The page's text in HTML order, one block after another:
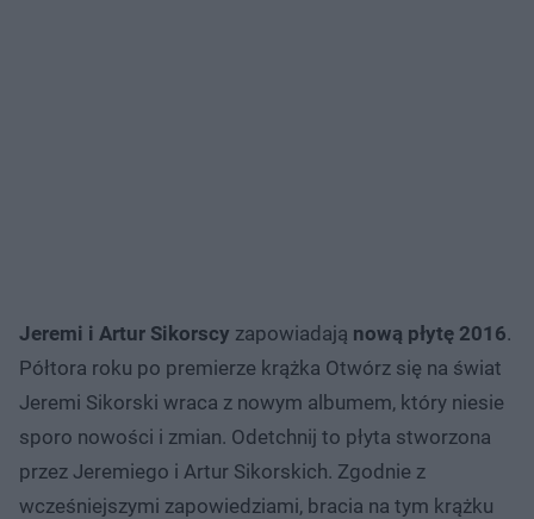
Jeremi i Artur Sikorscy zapowiadają nową płytę 2016.
Półtora roku po premierze krążka Otwórz się na świat
Jeremi Sikorski wraca z nowym albumem, który niesie
sporo nowości i zmian. Odetchnij to płyta stworzona
przez Jeremiego i Artur Sikorskich. Zgodnie z
wcześniejszymi zapowiedziami, bracia na tym krążku